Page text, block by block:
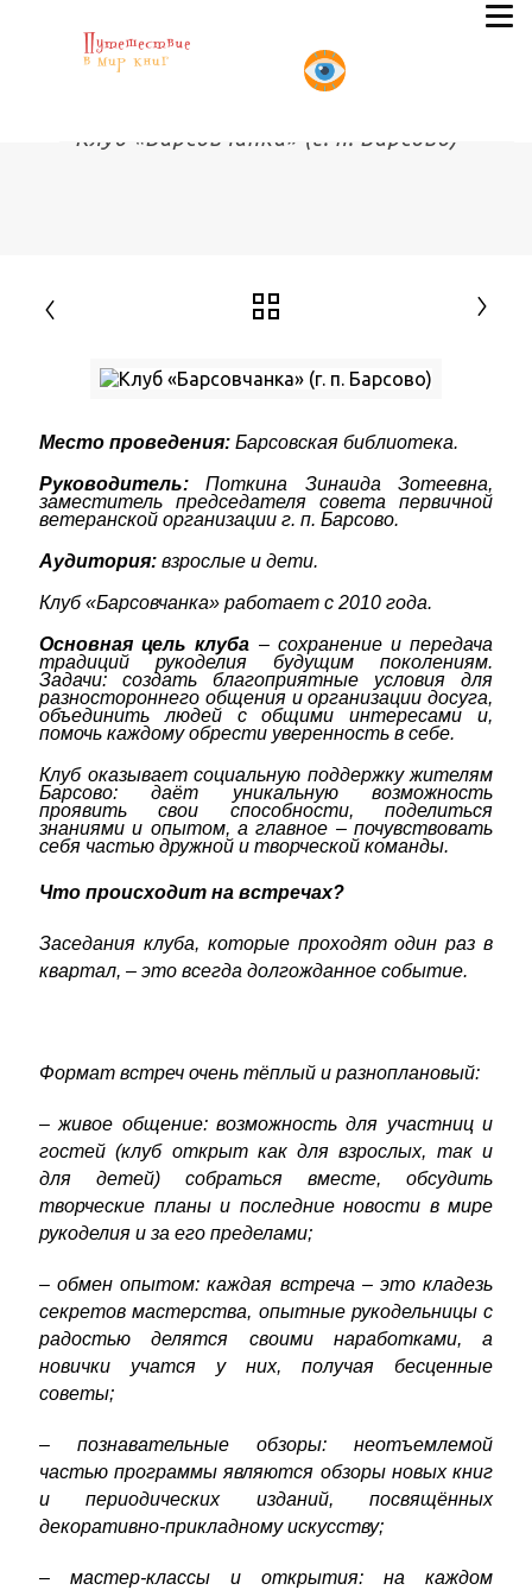
Клуб «Барсовчанка» (г. п. Барсово)
Место проведения: Барсовская библиотека.
Руководитель: Поткина Зинаида Зотеевна,
заместитель председателя совета первичной
ветеранской организации г. п. Барсово.
Аудитория: взрослые и дети.
Клуб «Барсовчанка» работает с 2010 года.
Основная цель клуба – сохранение и передача
традиций рукоделия будущим поколениям.
Задачи: создать благоприятные условия для
разностороннего общения и организации досуга,
объединить людей с общими интересами и,
помочь каждому обрести уверенность в себе.
Клуб оказывает социальную поддержку жителям
Барсово: даёт уникальную возможность
проявить свои способности, поделиться
знаниями и опытом, а главное – почувствовать
себя частью дружной и творческой команды.
Что происходит на встречах?
Заседания клуба, которые проходят один раз в
квартал, – это всегда долгожданное событие.
Формат встреч очень тёплый и разноплановый:
– живое общение: возможность для участниц и
гостей (клуб открыт как для взрослых, так и
для детей) собраться вместе, обсудить
творческие планы и последние новости в мире
рукоделия и за его пределами;
– обмен опытом: каждая встреча – это кладезь
секретов мастерства, опытные рукодельницы с
радостью делятся своими наработками, а
новички учатся у них, получая бесценные
советы;
– познавательные обзоры: неотъемлемой
частью программы являются обзоры новых книг
и периодических изданий, посвящённых
декоративно-прикладному искусству;
– мастер-классы и открытия: на каждом